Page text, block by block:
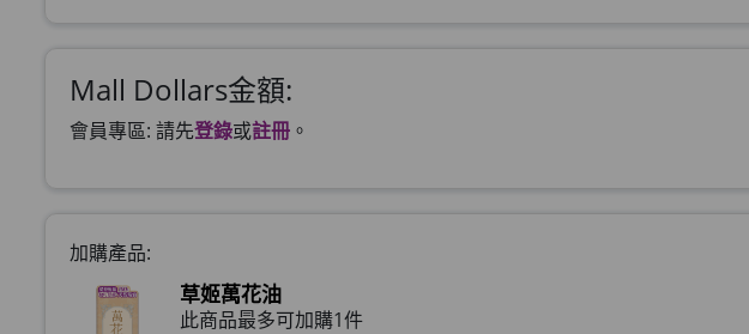
Mall Dollars金額:
會員專區: 請先登錄或註冊 。
加購產品:
草姬萬花油
此商品最多可加購1件